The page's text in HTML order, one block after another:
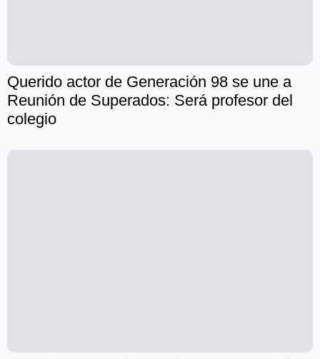
Querido actor de Generación 98 se une a
Reunión de Superados: Será profesor del
colegio